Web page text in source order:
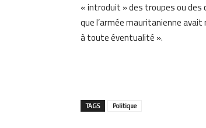
« introduit » des troupes ou des
que l’armée mauritanienne
à toute éventualité ».
TAGS Politique